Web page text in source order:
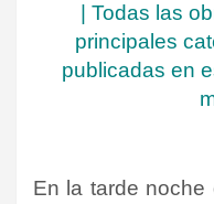
| Todas las
principales
publicadas en
En la tarde